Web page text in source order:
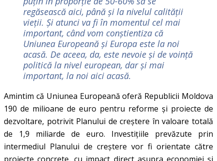
regăsească aici, până și la nivelul calității
vieții. Și atunci va fi în momentul cel mai
important, când vom conștientiza că
Uniunea Europeană și Europa este la noi
acasă. De aceea, da, este nevoie și de voință
politică la nivel european, dar și mai
important, la noi aici acasă.
Amintim că Uniunea Europeană oferă Republicii Moldova
190 de milioane de euro pentru reforme și proiecte de
dezvoltare, potrivit Planului de creștere în valoare totală
de 1,9 miliarde de euro. Investițiile prevăzute prin
intermediul Planului de creștere vor fi orientate către